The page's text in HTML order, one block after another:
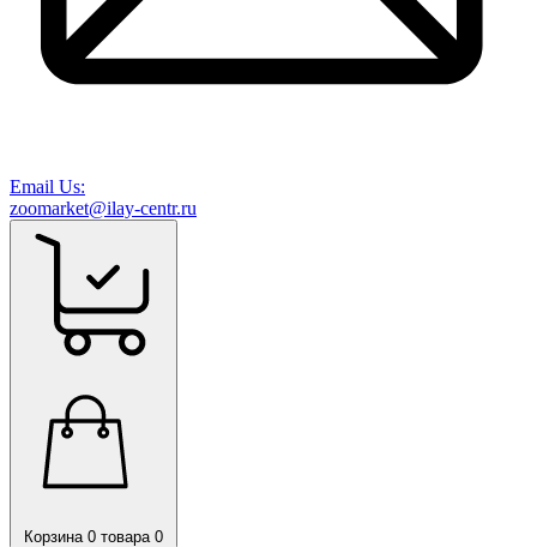
Email Us:
zoomarket@ilay-centr.ru
Корзина 0 товара 0